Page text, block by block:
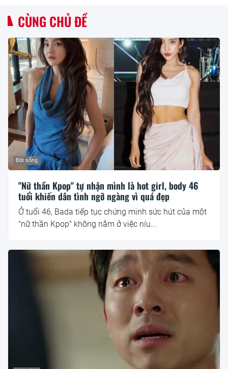
CÙNG CHỦ ĐỀ
Đời sống
"Nữ thần Kpop" tự nhận mình là hot girl, body 46
tuổi khiến dân tình ngỡ ngàng vì quá đẹp
Ở tuổi 46, Bada tiếp tục chứng minh sức hút của một
"nữ thần Kpop" không nằm ở việc níu...